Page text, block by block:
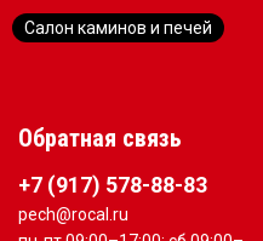
Салон каминов и печей
Обратная связь
+7 (917) 578-88-83
pech@rocal.ru